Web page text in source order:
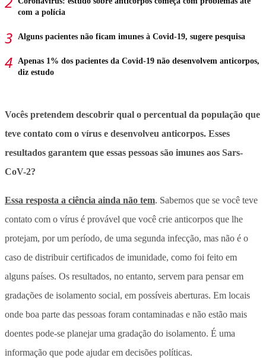
com a polícia
Alguns pacientes não ficam imunes à Covid-19, sugere pesquisa
Apenas 1% dos pacientes da Covid-19 não desenvolvem anticorpos,
diz estudo
Vocês pretendem descobrir qual o percentual da população que
teve contato com o vírus e desenvolveu anticorpos. Esses
resultados garantem que essas pessoas são imunes aos Sars-
CoV-2?
Essa resposta a ciência ainda não tem. Sabemos que se você teve
contato com o vírus é provável que você crie anticorpos que lhe
protejam, por um período, de uma segunda infecção, mas não é o
caso de distribuir certificados de imunidade, como foi feito em
alguns países. Os resultados, no entanto, servem para pensar em
gradações de isolamento social, em possíveis aberturas. Em locais
onde boa parte das pessoas foram contaminadas e não estão mais
doentes pode-se planejar uma gradação do isolamento. É uma
informação que pode ajudar em decisões políticas.